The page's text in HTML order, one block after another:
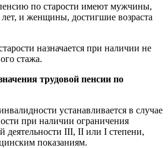
по старости имеют мужчины,
лет, и женщины, достигшие возраста
назначается при наличии не
стажа.
трудовой пенсии по
устанавливается в случае
при наличии ограничения
деятельности III, II или I степени,
показаниям.